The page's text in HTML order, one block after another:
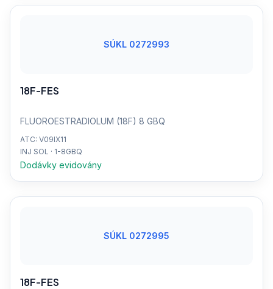
SÚKL 0272993
18F-FES
FLUOROESTRADIOLUM (18F) 8 GBQ
ATC: V09IX11
INJ SOL · 1-8GBQ
Dodávky evidovány
SÚKL 0272995
18F-FES